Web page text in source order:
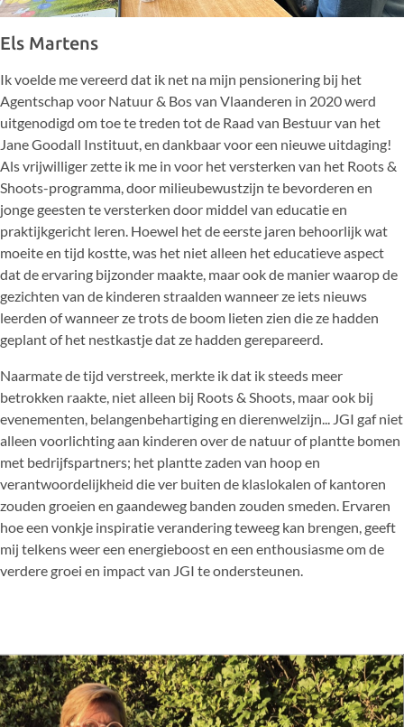
Els Martens
Ik voelde me vereerd dat ik net na mijn pensionering bij het
Agentschap voor Natuur & Bos van Vlaanderen in 2020 werd
uitgenodigd om toe te treden tot de Raad van Bestuur van het
Jane Goodall Instituut, en dankbaar voor een nieuwe uitdaging!
Als vrijwilliger zette ik me in voor het versterken van het Roots &
Shoots-programma, door milieubewustzijn te bevorderen en
jonge geesten te versterken door middel van educatie en
praktijkgericht leren. Hoewel het de eerste jaren behoorlijk wat
moeite en tijd kostte, was het niet alleen het educatieve aspect
dat de ervaring bijzonder maakte, maar ook de manier waarop de
gezichten van de kinderen straalden wanneer ze iets nieuws
leerden of wanneer ze trots de boom lieten zien die ze hadden
geplant of het nestkastje dat ze hadden gerepareerd.
Naarmate de tijd verstreek, merkte ik dat ik steeds meer
betrokken raakte, niet alleen bij Roots & Shoots, maar ook bij
evenementen, belangenbehartiging en dierenwelzijn... JGI gaf niet
alleen voorlichting aan kinderen over de natuur of plantte bomen
met bedrijfspartners; het plantte zaden van hoop en
verantwoordelijkheid die ver buiten de klaslokalen of kantoren
zouden groeien en gaandeweg banden zouden smeden. Ervaren
hoe een vonkje inspiratie verandering teweeg kan brengen, geeft
mij telkens weer een energieboost en een enthousiasme om de
verdere groei en impact van JGI te ondersteunen.